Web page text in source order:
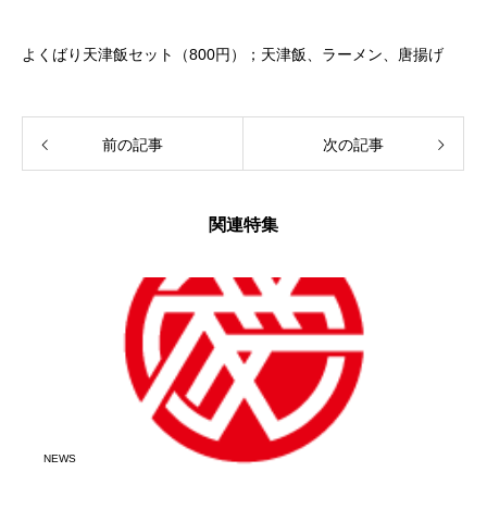
よくばり天津飯セット（800円）；天津飯、ラーメン、唐揚げ
前の記事 次の記事
関連特集
NEWS